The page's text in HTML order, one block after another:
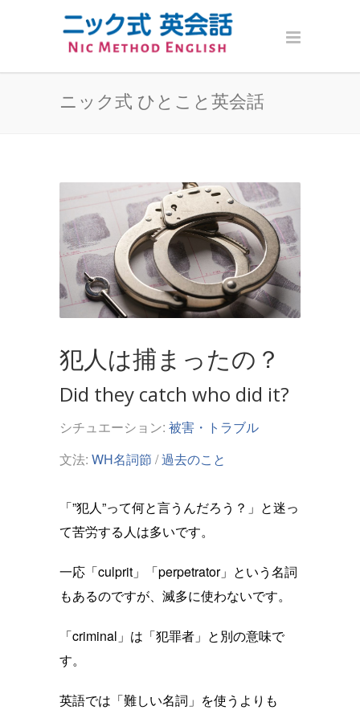
ニック式 ひとこと英会話
犯人は捕まったの？
Did they catch who did it?
シチュエーション: 被害・トラブル
文法: WH名詞節 /過去のこと
「”犯人”って何と言うんだろう？」と迷っ
て苦労する人は多いです。
一応「culprit」「perpetrator」という名詞
もあるのですが、滅多に使わないです。
「criminal」は「犯罪者」と別の意味で
す。
英語では「難しい名詞」を使うよりも